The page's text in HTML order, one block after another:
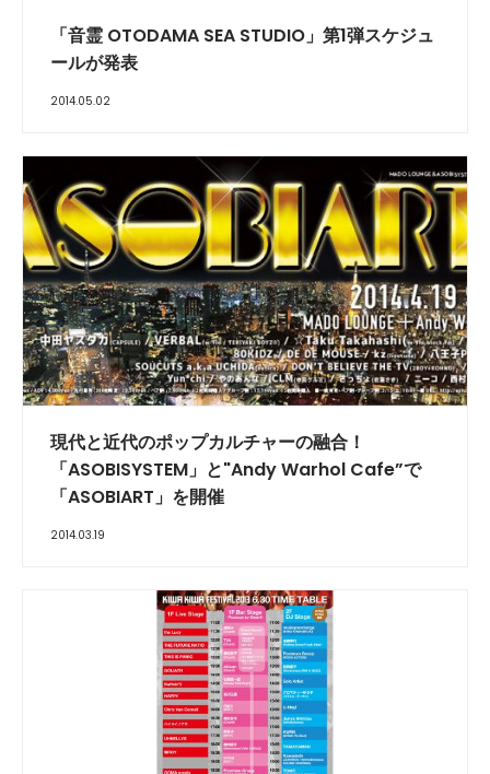
「音霊 OTODAMA SEA STUDIO」第1弾スケジュ
ールが発表
2014.05.02
現代と近代のポップカルチャーの融合！
「ASOBISYSTEM」と"Andy Warhol Cafe”で
「ASOBIART」を開催
2014.03.19